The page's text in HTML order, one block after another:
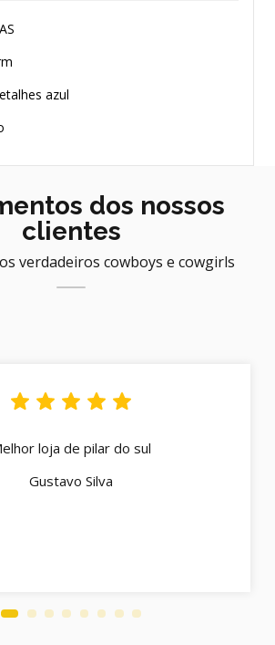
azul
dos nossos
clientes
verdadeiros cowboys e cowgirls
loja de pilar do sul
Gustavo Silva